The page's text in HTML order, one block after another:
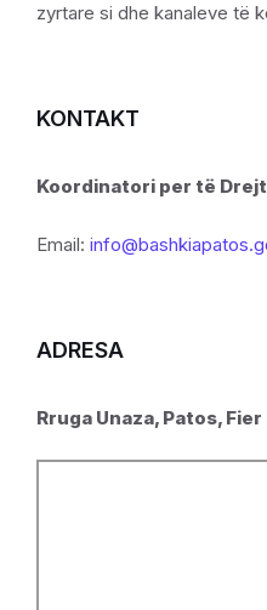
zyrtare si dhe kanaleve të
KONTAKT
Koordinatori per të
Email:
ADRESA
Rruga Unaza, Patos,